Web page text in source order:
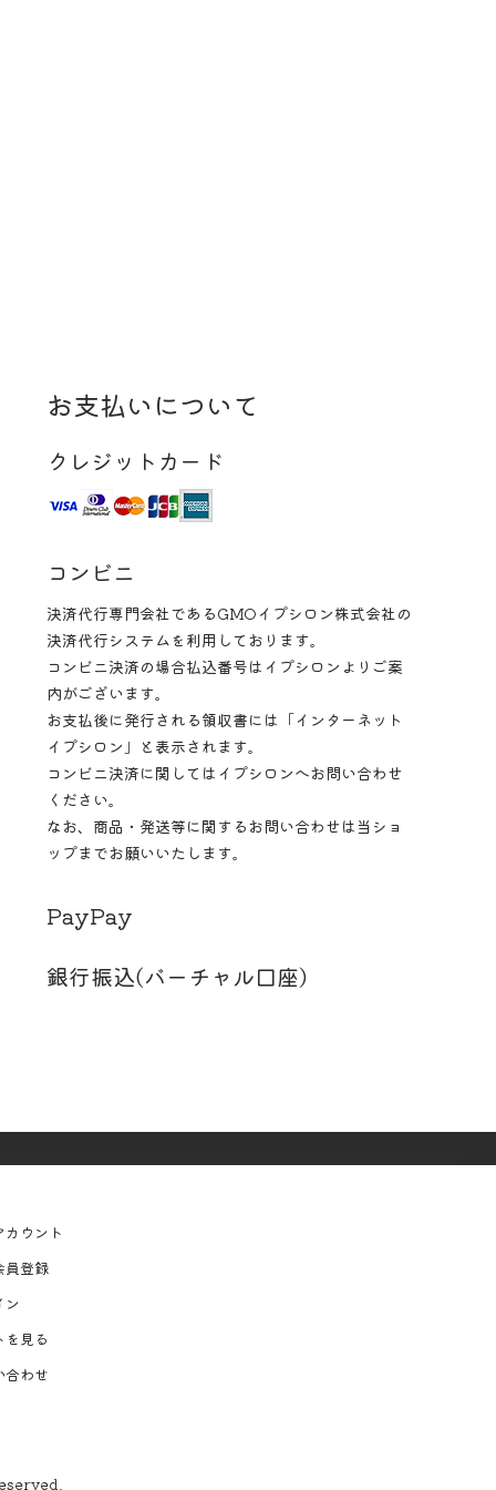
お支払いについて
クレジットカード
コンビニ
決済代行専門会社であるGMOイプシロン株式会社の
決済代行システムを利用しております。
コンビニ決済の場合払込番号はイプシロンよりご案
内がございます。
お支払後に発行される領収書には「インターネット
イプシロン」と表示されます。
コンビニ決済に関してはイプシロンへお問い合わせ
ください。
なお、商品・発送等に関するお問い合わせは当ショ
ップまでお願いいたします。
PayPay
銀行振込(バーチャル口座)
カウント
員登録
ン
を見る
合わせ